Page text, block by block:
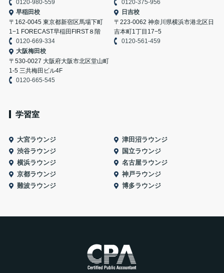
0120-980-559
0120-375-956
早稲田校
〒162-0045 東京都新宿区馬場下町
1−1 FORECAST早稲田FIRST８階
0120-669-334
日吉校
〒223-0062 神奈川県横浜市港北区日
吉本町1丁目17−5
0120-561-459
大阪梅田校
〒530-0027 大阪府大阪市北区堂山町
1-5 三共梅田ビル4F
0120-665-545
学習室
大宮ラウンジ
津田沼ラウンジ
渋谷ラウンジ
国立ラウンジ
横浜ラウンジ
名古屋ラウンジ
京都ラウンジ
神戸ラウンジ
難波ラウンジ
博多ラウンジ